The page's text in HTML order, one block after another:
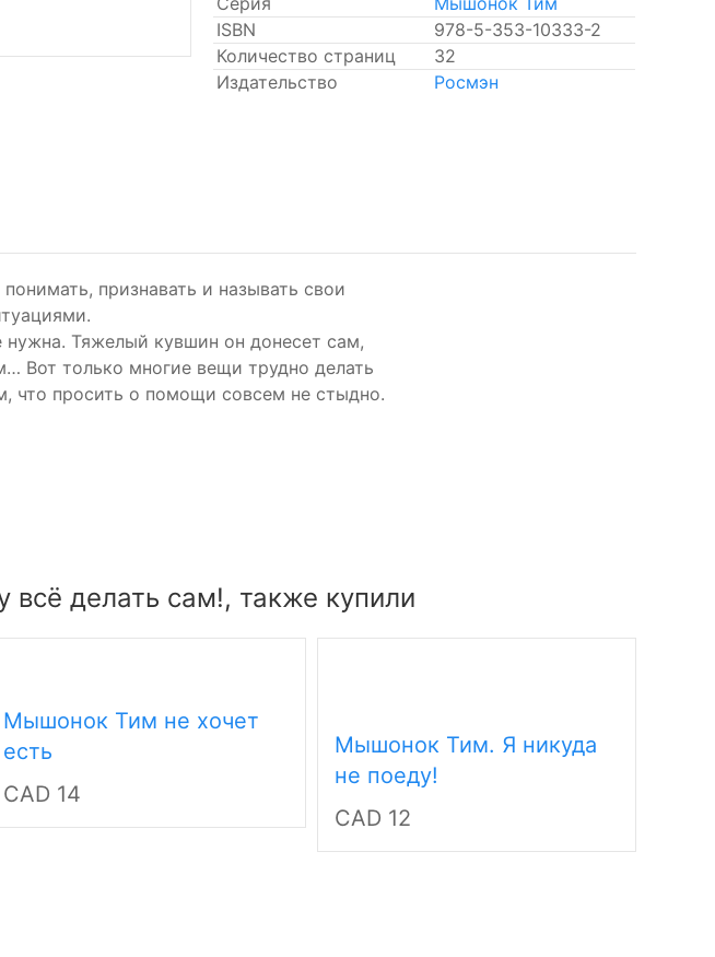
ISBN
978-5-353-10333-2
Количество страниц
32
Издательство
Росмэн
признавать и называть свои
Тяжелый кувшин он донесет сам,
Вот только многие вещи трудно делать
что просить о помощи совсем не стыдно.
делать сам!, также купили
Мышонок Тим не хочет
есть
CAD 14
Мышонок Тим. Я никуда
не поеду!
CAD 12